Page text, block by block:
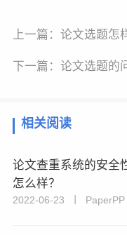
上一篇： 论文选题怎
下一篇： 论文选题的
相关阅读
论文查重系统的安全
怎么样？
2022-06-23 丨 PaperPP